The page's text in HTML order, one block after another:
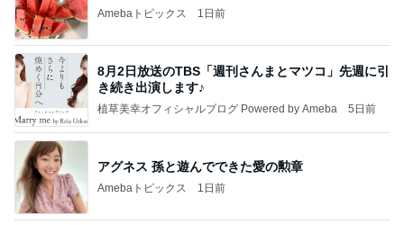
Amebaトピックス 1日前
8月2日放送のTBS「週刊さんまとマツコ」先週に引
き続き出演します♪
植草美幸オフィシャルブログ Powered by Ameba 5日前
アグネス 孫と遊んでできた愛の勲章
Amebaトピックス 1日前